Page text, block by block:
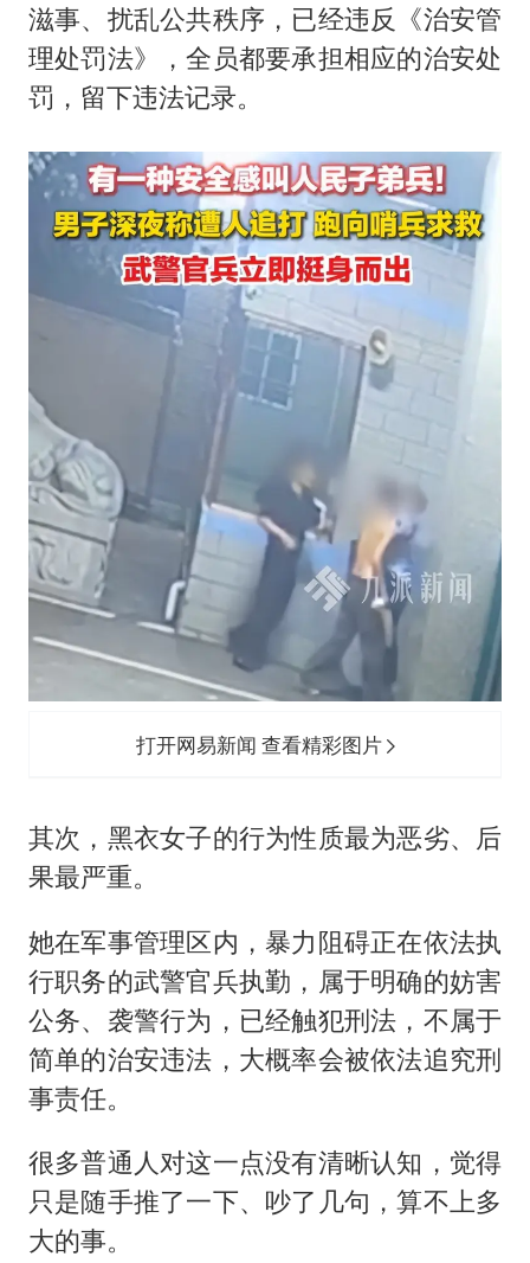
滋事、扰乱公共秩序，已经违反《治安管
理处罚法》，全员都要承担相应的治安处
罚，留下违法记录。
打开网易新闻 查看精彩图片
其次，黑衣女子的行为性质最为恶劣、后
果最严重。
她在军事管理区内，暴力阻碍正在依法执
行职务的武警官兵执勤，属于明确的妨害
公务、袭警行为，已经触犯刑法，不属于
简单的治安违法，大概率会被依法追究刑
事责任。
很多普通人对这一点没有清晰认知，觉得
只是随手推了一下、吵了几句，算不上多
大的事。